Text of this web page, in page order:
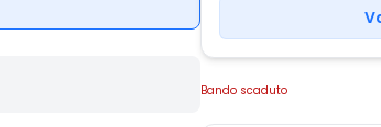
Bando scaduto